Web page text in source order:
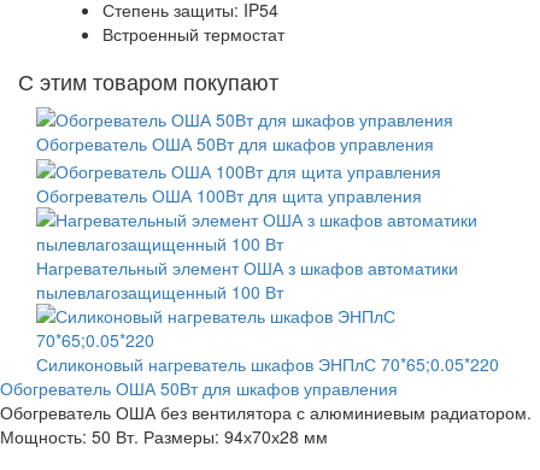
Степень защиты: IP54
Встроенный термостат
С этим товаром покупают
Обогреватель ОША 50Вт для шкафов управления
Обогреватель ОША 100Вт для щита управления
Нагревательный элемент ОША з шкафов автоматики
пылевлагозащищенный 100 Вт
Силиконовый нагреватель шкафов ЭНПлС 70*65;0.05*220
Обогреватель ОША 50Вт для шкафов управления
Обогреватель ОША без вентилятора с алюминиевым радиатором.
Мощность: 50 Вт. Размеры: 94х70х28 мм